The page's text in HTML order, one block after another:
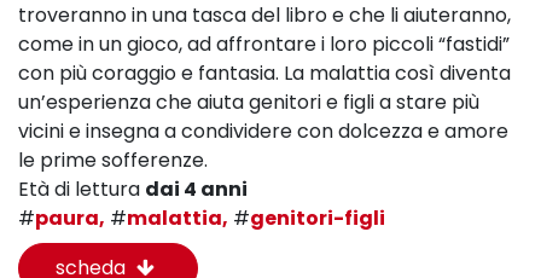
troveranno in una tasca del libro e che li aiuteranno,
come in un gioco, ad affrontare i loro piccoli “fastidi”
con più coraggio e fantasia. La malattia così diventa
un’esperienza che aiuta genitori e figli a stare più
vicini e insegna a condividere con dolcezza e amore
le prime sofferenze.
Età di lettura dai 4 anni
#paura, #malattia, #genitori-figli
scheda